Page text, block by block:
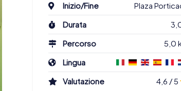
Inizio/Fine
Plaza
Durata
Percorso
5,0
Lingua
Valutazione
4,6 / 5